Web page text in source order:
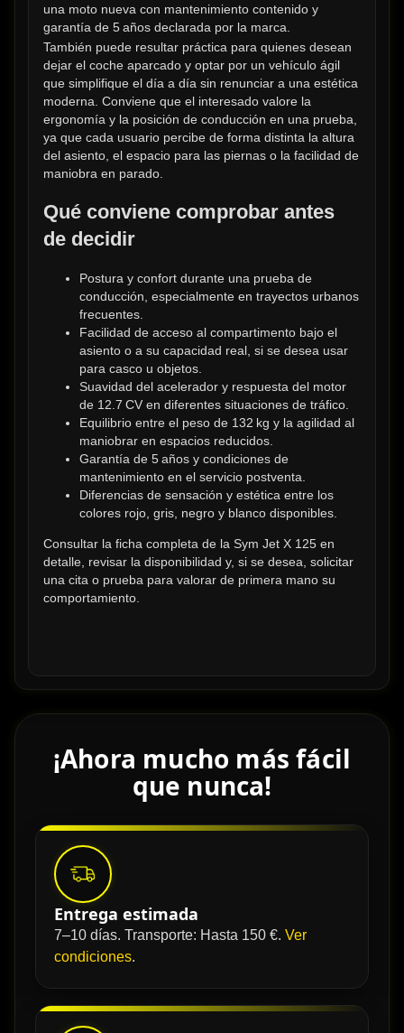
una moto nueva con mantenimiento contenido y
garantía de 5 años declarada por la marca.
También puede resultar práctica para quienes desean
dejar el coche aparcado y optar por un vehículo ágil
que simplifique el día a día sin renunciar a una estética
moderna. Conviene que el interesado valore la
ergonomía y la posición de conducción en una prueba,
ya que cada usuario percibe de forma distinta la altura
del asiento, el espacio para las piernas o la facilidad de
maniobra en parado.
Qué conviene comprobar antes
de decidir
Postura y confort durante una prueba de
conducción, especialmente en trayectos urbanos
frecuentes.
Facilidad de acceso al compartimento bajo el
asiento o a su capacidad real, si se desea usar
para casco u objetos.
Suavidad del acelerador y respuesta del motor
de 12.7 CV en diferentes situaciones de tráfico.
Equilibrio entre el peso de 132 kg y la agilidad al
maniobrar en espacios reducidos.
Garantía de 5 años y condiciones de
mantenimiento en el servicio postventa.
Diferencias de sensación y estética entre los
colores rojo, gris, negro y blanco disponibles.
Consultar la ficha completa de la Sym Jet X 125 en
detalle, revisar la disponibilidad y, si se desea, solicitar
una cita o prueba para valorar de primera mano su
comportamiento.
¡Ahora mucho más fácil
que nunca!
Entrega estimada
7–10 días. Transporte: Hasta 150 €. Ver
condiciones.